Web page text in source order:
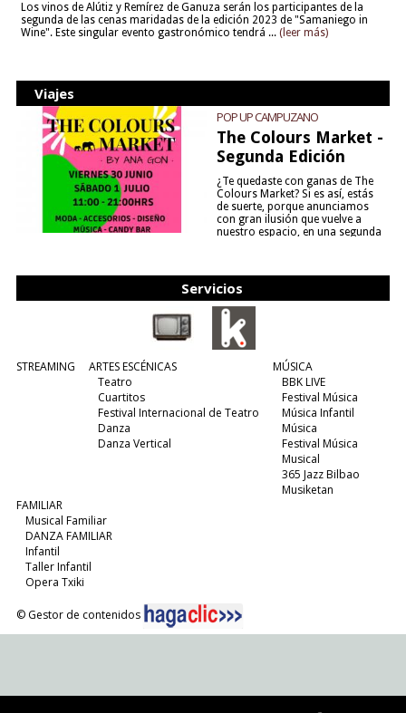
Los vinos de Alútiz y Remírez de Ganuza serán los participantes de la
segunda de las cenas maridadas de la edición 2023 de "Samaniego in
Wine". Este singular evento gastronómico tendrá ... (leer más)
Viajes
POP UP CAMPUZANO
The Colours Market -
Segunda Edición
¿Te quedaste con ganas de The
Colours Market? Si es así, estás
de suerte, porque anunciamos
con gran ilusión que vuelve a
nuestro espacio, en una segunda
Servicios
STREAMING
ARTES ESCÉNICAS
Teatro
Cuartitos
Festival Internacional de Teatro
Danza
Danza Vertical
MÚSICA
BBK LIVE
Festival Música
Música Infantil
Música
Festival Música
Musical
365 Jazz Bilbao
Musiketan
FAMILIAR
Musical Familiar
DANZA FAMILIAR
Infantil
Taller Infantil
Opera Txiki
© Gestor de contenidos